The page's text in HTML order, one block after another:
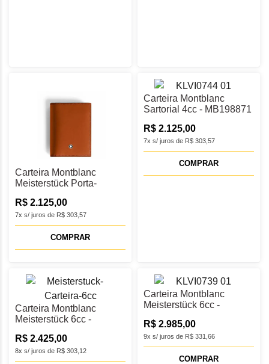
Carteira Montblanc
Meisterstück Porta-
7x s/ juros de R$ 303,57
R$ 2.125,00
COMPRAR
Carteira Montblanc
Sartorial 4cc - MB198871
7x s/ juros de R$ 303,57
R$ 2.125,00
COMPRAR
Carteira Montblanc
Meisterstück 6cc -
8x s/ juros de R$ 303,12
R$ 2.425,00
Carteira Montblanc
Meisterstück 6cc -
9x s/ juros de R$ 331,66
R$ 2.985,00
COMPRAR